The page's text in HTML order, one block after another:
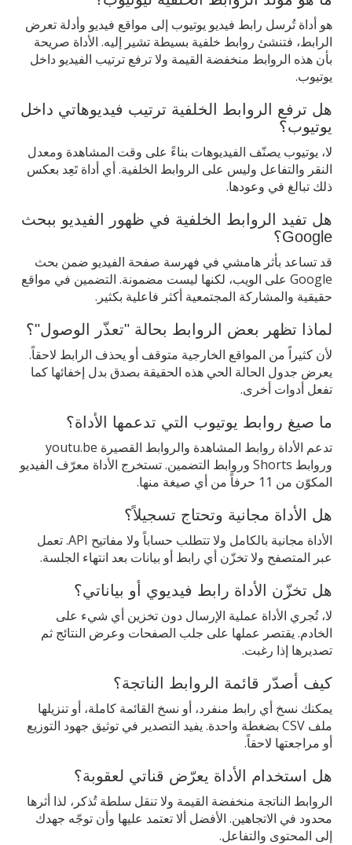
هو أداة تُرسل رابط فيديو يوتيوب إلى مواقع فيديو وأدلة تعرض
الرابط، فتنشئ روابط خلفية بسيطة تشير إليه. الأداة صريحة
بأن هذه الروابط منخفضة القيمة ولا ترفع ترتيب الفيديو داخل
يوتيوب.
هل ترفع الروابط الخلفية ترتيب فيديوهاتي داخل
يوتيوب؟
لا، يوتيوب يصنّف الفيديوهات بناءً على وقت المشاهدة ومعدل
النقر والتفاعل وليس على الروابط الخلفية. أي أداة تَعِد بعكس
ذلك تبالغ في وعودها.
هل تفيد الروابط الخلفية في ظهور الفيديو ببحث
Google؟
قد تساعد بأثر هامشي في فهرسة صفحة الفيديو ضمن بحث
Google على الويب، لكنها ليست مضمونة. التضمين في مواقع
حقيقية والمشاركة المجتمعية أكثر فاعلية بكثير.
لماذا تظهر بعض الروابط بحالة "تعذّر الوصول"؟
لأن كثيراً من المواقع الخارجية متوقف أو يحذف الرابط لاحقاً.
يعرض جدول الحالة الحي هذه الحقيقة بصدق بدل إخفائها كما
تفعل أدوات أخرى.
ما صيغ روابط يوتيوب التي تدعمها الأداة؟
تدعم الأداة روابط المشاهدة والروابط القصيرة youtu.be
وروابط Shorts وروابط التضمين. تستخرج الأداة معرّف الفيديو
المكوّن من 11 حرفاً من أي صيغة منها.
هل الأداة مجانية وتحتاج تسجيلاً؟
الأداة مجانية بالكامل ولا تتطلب حساباً ولا مفاتيح API. تعمل
عبر المتصفح ولا تخزّن أي رابط أو بيانات بعد انتهاء الجلسة.
هل تخزّن الأداة رابط فيديوي أو بياناتي؟
لا، تُجري الأداة عملية الإرسال دون تخزين أي شيء على
الخادم. يقتصر عملها على جلب الصفحات وعرض النتائج ثم
تصديرها إذا رغبت.
كيف أصدّر قائمة الروابط الناتجة؟
يمكنك نسخ أي رابط منفرد، أو نسخ القائمة كاملة، أو تنزيلها
ملف CSV بضغطة واحدة. يفيد التصدير في توثيق جهود التوزيع
أو مراجعتها لاحقاً.
هل استخدام الأداة يعرّض قناتي لعقوبة؟
الروابط الناتجة منخفضة القيمة ولا تنقل سلطة تُذكر، لذا أثرها
محدود في الاتجاهين. الأفضل ألا تعتمد عليها وأن توجّه جهدك
إلى المحتوى والتفاعل.